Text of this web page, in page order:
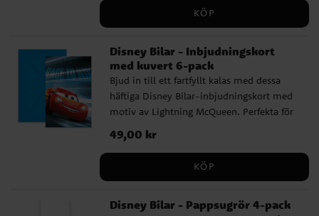
KÖP
Disney Bilar - Inbjudningskort
med kuvert 6-pack
Bjud in till ett fartfyllt kalas med dessa
häftiga Disney Bilar-inbjudningskort med
motiv av Lightning McQueen. Perfekta för
barn som älskar racing och vill samla
vännerna till en spännande
födelsedagsfest. I förpackningen ingår även
sex blå kuvert. ✔️ 6 inbjudningskort ✔️ 6
racingtema
Pris :49,00 kr
49,00 kr
KÖP
Disney Bilar - Pappsugrör 4-pack